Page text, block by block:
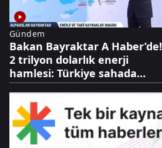
Gündem
Bakan Bayraktar A Haber’de!
2 trilyon dolarlık enerji
hamlesi: Türkiye sahada
oyunu değiştiriyor